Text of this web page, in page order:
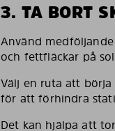
3. TA BORT
Använd
och fettfläckar på
Välj en ruta att börja
för att förhindra
Det kan hjälpa att